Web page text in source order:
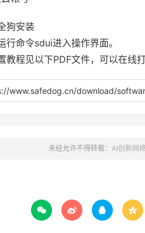
狗安装
行命令sdui进入操作界面。
教程见以下PDF文件，可以在线
://www.safedog.cn/download/
未经允许不得转载： AI创新网
   